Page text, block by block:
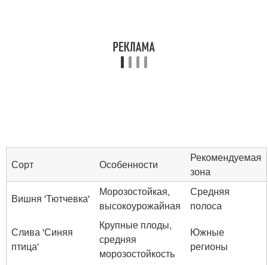
Сорт Особенности
Рекомендуемая
зона
Вишня 'Тютчевка'
Морозостойкая,
высокоурожайная
Средняя
полоса
Слива 'Синяя
птица'
Крупные плоды,
средняя
морозостойкость
Южные
регионы